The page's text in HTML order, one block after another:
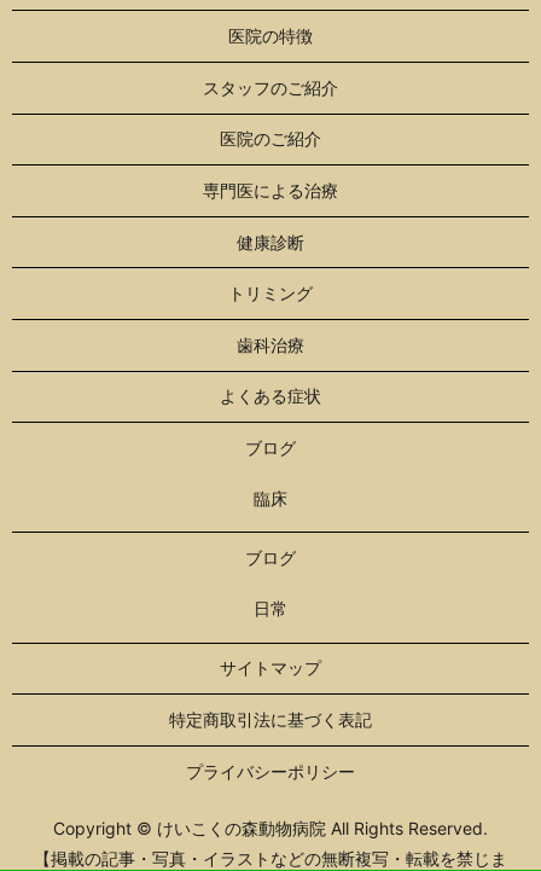
医院の特徴
スタッフのご紹介
医院のご紹介
専門医による治療
健康診断
トリミング
歯科治療
よくある症状
ブログ
臨床
ブログ
日常
サイトマップ
特定商取引法に基づく表記
プライバシーポリシー
Copyright © けいこくの森動物病院 All Rights Reserved.
【掲載の記事・写真・イラストなどの無断複写・転載を禁じま